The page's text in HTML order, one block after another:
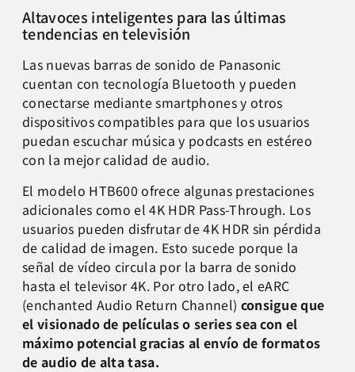
Altavoces inteligentes para las últimas
tendencias en televisión
Las nuevas barras de sonido de Panasonic
cuentan con tecnología Bluetooth y pueden
conectarse mediante smartphones y otros
dispositivos compatibles para que los usuarios
puedan escuchar música y podcasts en estéreo
con la mejor calidad de audio.
El modelo HTB600 ofrece algunas prestaciones
adicionales como el 4K HDR Pass-Through. Los
usuarios pueden disfrutar de 4K HDR sin pérdida
de calidad de imagen. Esto sucede porque la
señal de vídeo circula por la barra de sonido
hasta el televisor 4K. Por otro lado, el eARC
(enchanted Audio Return Channel) consigue que
el visionado de películas o series sea con el
máximo potencial gracias al envío de formatos
de audio de alta tasa.